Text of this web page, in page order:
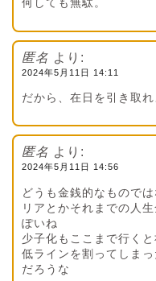
匿名 より:
2024年5月11日 14:11
だから、在日を引き取れ
匿名 より:
2024年5月11日 14:56
どうも金銭的なもので
リアとかそれまでの人
ぽいね
少子化もここまで行く
低ラインを割ってしま
だろうな